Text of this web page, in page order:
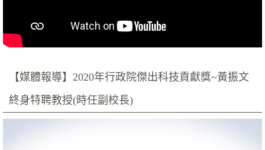
【媒體報導】2020年行政院傑出科技貢獻獎~黃振文
終身特聘教授(時任副校長)